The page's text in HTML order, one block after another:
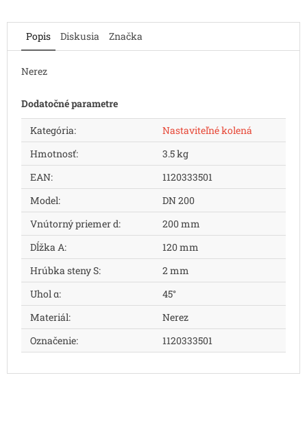
Popis Diskusia Značka
Nerez
Dodatočné parametre
Kategória:
Nastaviteľné kolená
Hmotnosť:
3.5 kg
EAN:
1120333501
Model:
DN 200
Vnútorný priemer d:
200 mm
Dĺžka A:
120 mm
Hrúbka steny S:
2 mm
Uhol α:
45°
Materiál:
Nerez
Označenie: 1120333501